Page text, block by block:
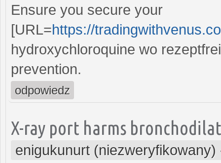
Ensure you secure your
[URL=https://
hydroxychloroquine wo
prevention.
odpowiedz
X-ray port harms
enigukunurt (niezweryfikowany)